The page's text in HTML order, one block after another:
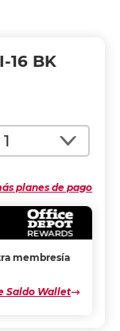
16 BK
Cantidad
planes de pago
membresía
Saldo Wallet